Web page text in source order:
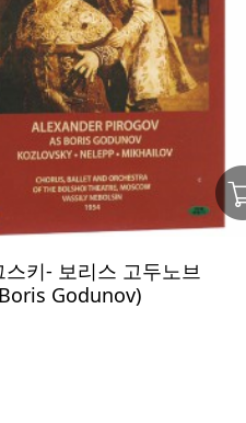
키- 보리스 고두노브
Godunov)